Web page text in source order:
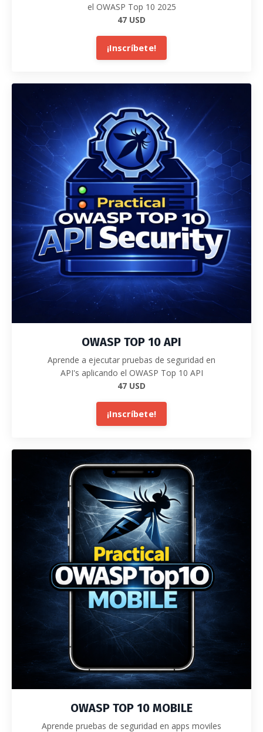
el OWASP Top 10 2025
47 USD
¡Inscríbete!
OWASP TOP 10 API
Aprende a ejecutar pruebas de seguridad en
API's aplicando el OWASP Top 10 API
47 USD
¡Inscríbete!
OWASP TOP 10 MOBILE
Aprende pruebas de seguridad en apps moviles